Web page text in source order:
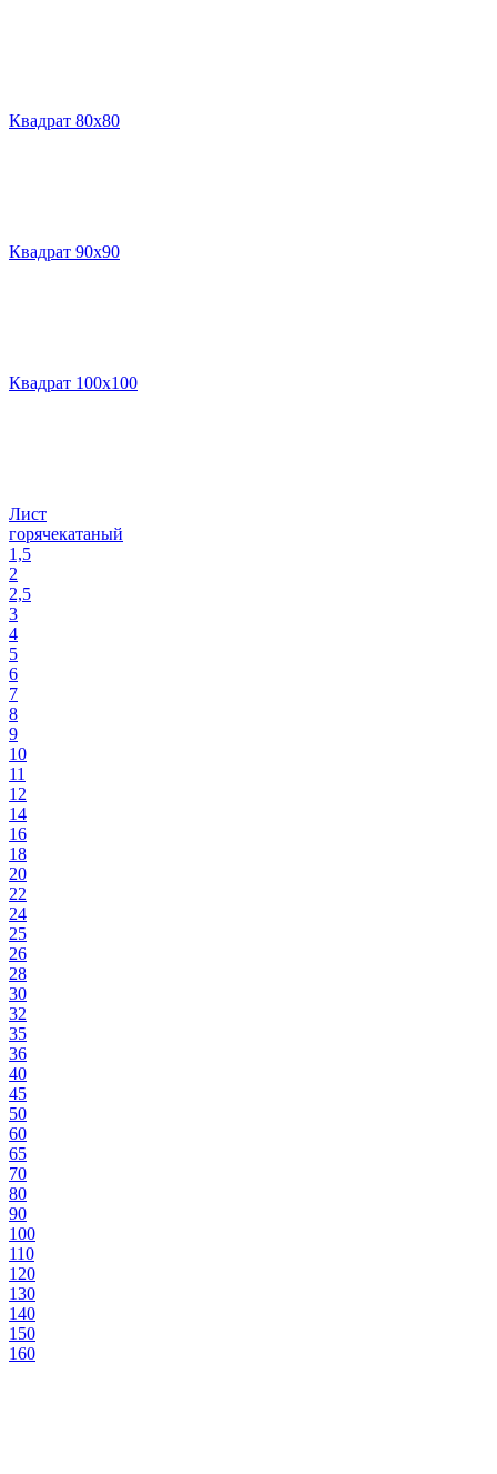
Квадрат 80х80
Квадрат 90х90
Квадрат 100х100
Лист
горячекатаный
1,5
2
2,5
3
4
5
6
7
8
9
10
11
12
14
16
18
20
22
24
25
26
28
30
32
35
36
40
45
50
60
65
70
80
90
100
110
120
130
140
150
160